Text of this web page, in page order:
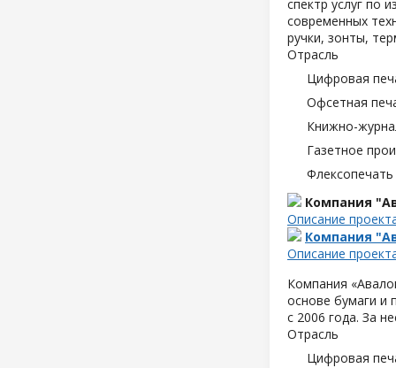
спектр услуг по
современных
ручки, зонты,
Отрасль
Цифровая
Офсетная
Книжно-
Газетное
Компания
Описание
Компания
Описание
Компания
основе бумаги и
с 2006 года. За
Отрасль
Цифровая